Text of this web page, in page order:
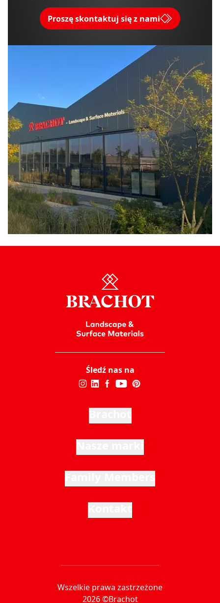
Proszę skontaktuj się z nami
Śledź nas na
Wszelkie prawa zastrzeżone
2026 ©Brachot